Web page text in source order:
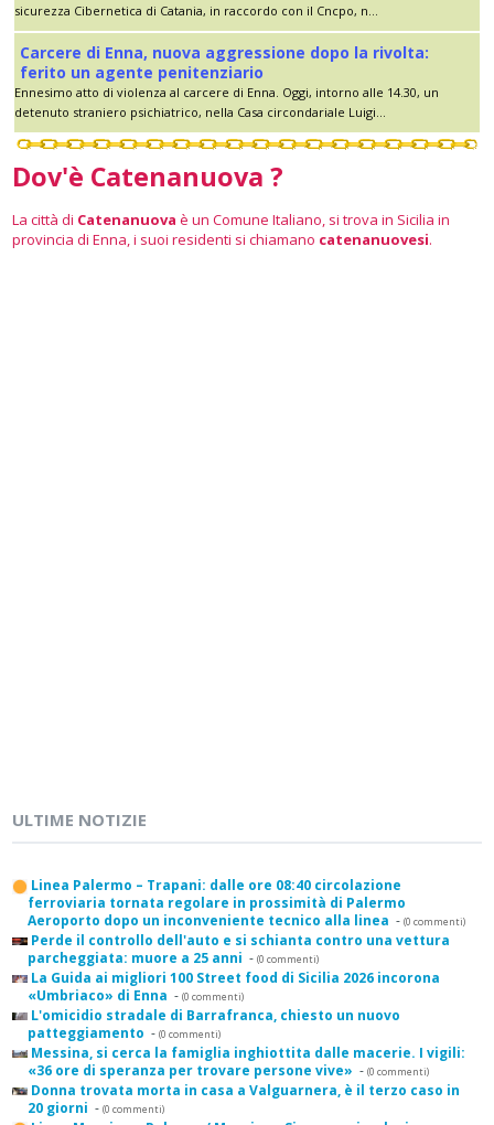
sicurezza Cibernetica di Catania, in raccordo con il Cncpo, n...
Carcere di Enna, nuova aggressione dopo la rivolta:
ferito un agente penitenziario
Ennesimo atto di violenza al carcere di Enna. Oggi, intorno alle 14.30, un
detenuto straniero psichiatrico, nella Casa circondariale Luigi...
Dov'è Catenanuova ?
La città di Catenanuova è un Comune Italiano, si trova in Sicilia in
provincia di Enna, i suoi residenti si chiamano catenanuovesi.
ULTIME NOTIZIE
Linea Palermo – Trapani: dalle ore 08:40 circolazione
ferroviaria tornata regolare in prossimità di Palermo
Aeroporto dopo un inconveniente tecnico alla linea - (0 commenti)
Perde il controllo dell'auto e si schianta contro una vettura
parcheggiata: muore a 25 anni - (0 commenti)
La Guida ai migliori 100 Street food di Sicilia 2026 incorona
«Umbriaco» di Enna - (0 commenti)
L'omicidio stradale di Barrafranca, chiesto un nuovo
patteggiamento - (0 commenti)
Messina, si cerca la famiglia inghiottita dalle macerie. I vigili:
«36 ore di speranza per trovare persone vive» - (0 commenti)
Donna trovata morta in casa a Valguarnera, è il terzo caso in
20 giorni - (0 commenti)